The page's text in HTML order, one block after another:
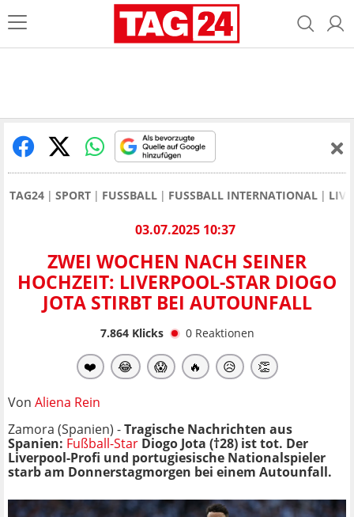
TAG24 SPORT FUSSBALL FUSSBALL INTERNATIONAL
03.07.2025 10:37
ZWEI WOCHEN NACH SEINER
HOCHZEIT: LIVERPOOL-STAR DIOGO
JOTA STIRBT BEI AUTOUNFALL
7.864Klicks 0 Reaktionen
❤️ 😂 😱 🔥 😥 👏
Von Aliena Rein
Zamora (Spanien) -Tragische Nachrichten aus
Spanien: Fußball-Star Diogo Jota (†28) ist tot. Der
Liverpool-Profi und portugiesische Nationalspieler
starb am Donnerstagmorgen bei einem Autounfall.